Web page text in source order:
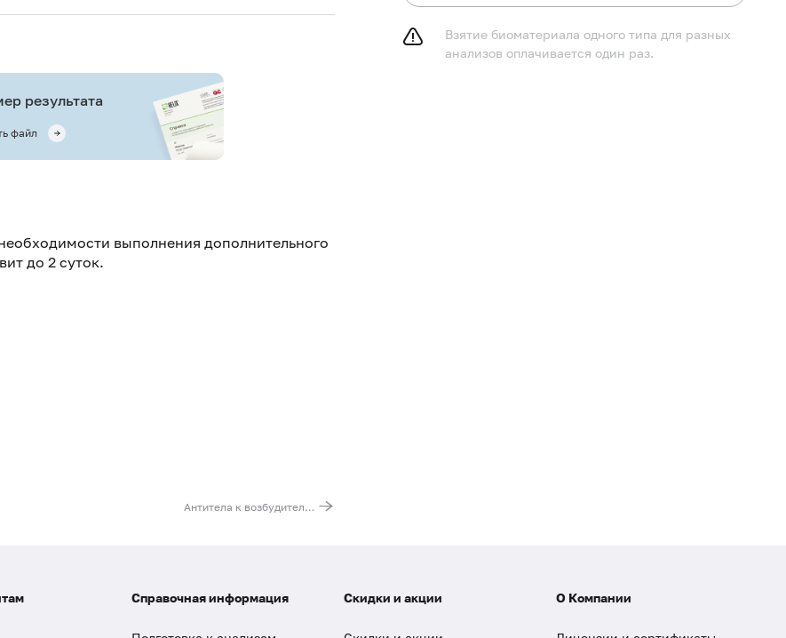
результата
файл
выполнения дополнительного
до 2 суток.
Антитела к возбудителю столбняка (Clostridium tetani, IgG)
Взятие биоматериала одного типа для разных
анализов оплачивается один раз.
Справочная информация Скидки и акции О Компании